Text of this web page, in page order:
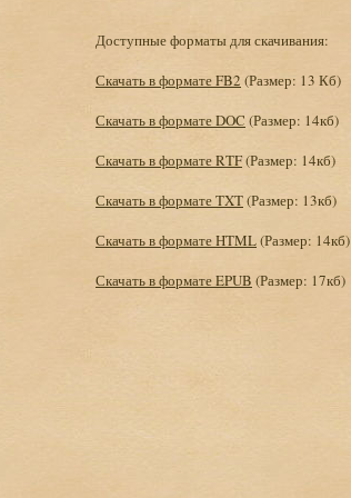
Доступные форматы для скачивания:
Скачать в формате FB2 (Размер: 13 Кб)
Скачать в формате DOC (Размер: 14кб)
Скачать в формате RTF(Размер: 14кб)
Скачать в формате TXT(Размер: 13кб)
Скачать в формате HTML(Размер: 14кб)
Скачать в формате EPUB (Размер: 17кб)